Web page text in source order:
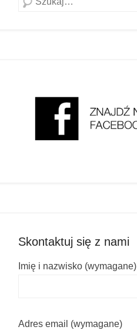
Skontaktuj się z nami
Imię i nazwisko (wymagane)
Adres email (wymagane)